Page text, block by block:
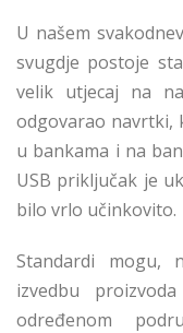
U našem
svugdje postoje
velik utjecaj na
odgovarao navrtki,
u bankama i na
USB priključak je
bilo vrlo učinkovito.
Standardi mogu,
izvedbu
određenom